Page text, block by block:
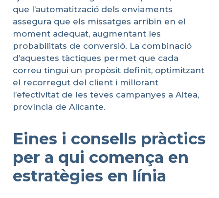
que l’automatització dels enviaments
assegura que els missatges arribin en el
moment adequat, augmentant les
probabilitats de conversió. La combinació
d’aquestes tàctiques permet que cada
correu tingui un propòsit definit, optimitzant
el recorregut del client i millorant
l’efectivitat de les teves campanyes a Altea,
província de Alicante.
Eines i consells pràctics
per a qui comença en
estratègies en línia